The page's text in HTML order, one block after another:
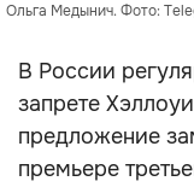
Ольга Медынич. Фото:
В России
запрете
предложение
премьере